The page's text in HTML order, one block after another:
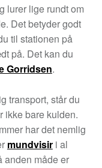
lurer lige rundt om
Det betyder godt
til stationen på
på. Det kan du
Gorridsen.
transport, står du
ikke bare kulden.
har det nemlig
mundvisiri al
anden måde er